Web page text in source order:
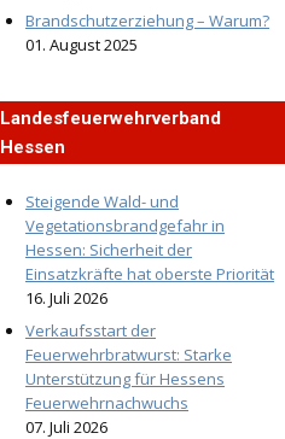
Brandschutzerziehung – Warum?
01. August 2025
Landesfeuerwehrverband
Hessen
Steigende Wald- und
Vegetationsbrandgefahr in
Hessen: Sicherheit der
Einsatzkräfte hat oberste Priorität
16. Juli 2026
Verkaufsstart der
Feuerwehrbratwurst: Starke
Unterstützung für Hessens
Feuerwehrnachwuchs
07. Juli 2026